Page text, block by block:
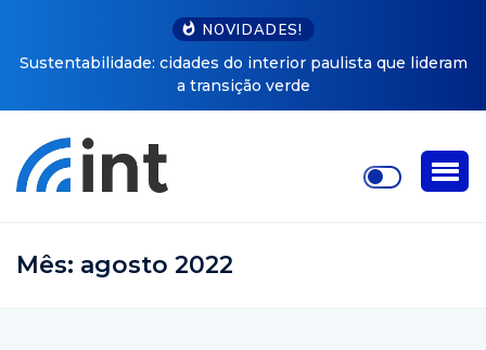
NOVIDADES!
Sustentabilidade: cidades do interior paulista que lideram
a transição verde
Mês: agosto 2022